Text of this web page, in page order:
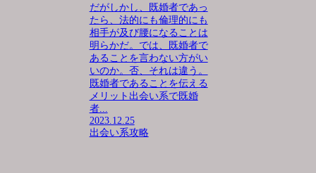
だがしかし、既婚者であっ
たら、法的にも倫理的にも
相手が及び腰になることは
明らかだ。では、既婚者で
あることを言わない方がい
いのか。否、それは違う。
既婚者であることを伝える
メリット出会い系で既婚
者...
2023.12.25
出会い系攻略